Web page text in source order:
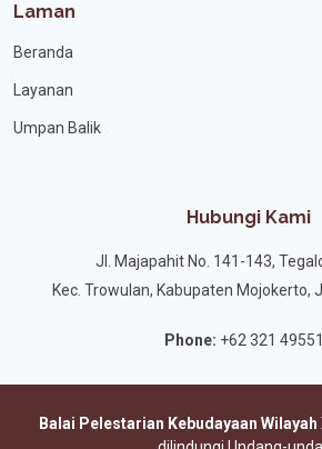
Laman
Beranda
Layanan
Umpan Balik
Hubungi Kami
Jl. Majapahit No. 141-143,
Kec. Trowulan, Kabupaten Mojokerto,
Phone: +62 321
Balai Pelestarian Kebudayaan Wilayah